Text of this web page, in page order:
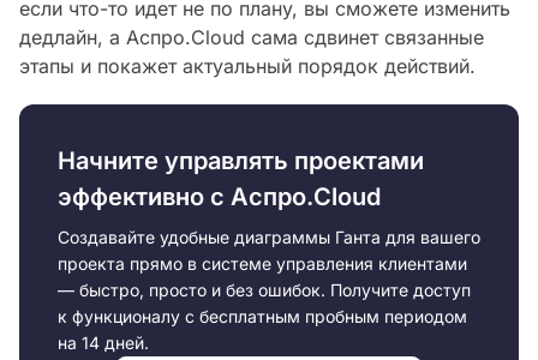
если что-то идет не по плану, вы сможете изменить
дедлайн, а Аспро.Cloud сама сдвинет связанные
этапы и покажет актуальный порядок действий.
Начните управлять проектами
эффективно с Аспро.Cloud
Создавайте удобные диаграммы Ганта для вашего
проекта прямо в системе управления клиентами
— быстро, просто и без ошибок. Получите доступ
к функционалу с бесплатным пробным периодом
на 14 дней.